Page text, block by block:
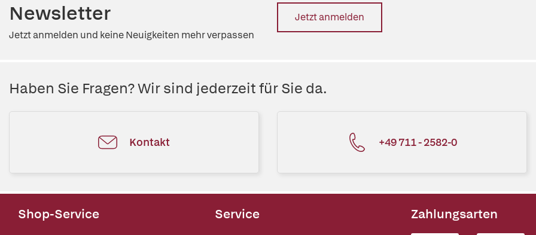
Newsletter
Jetzt anmelden und keine Neuigkeiten mehr verpassen
Jetzt anmelden
Haben Sie Fragen? Wir sind jederzeit für Sie da.
Kontakt +49 711 - 2582-0
Shop-Service Service Zahlungsarten